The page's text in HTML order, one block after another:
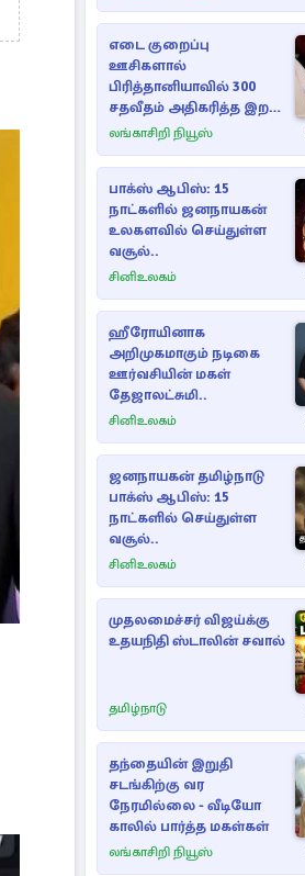
எடை குறைப்பு
ஊசிகளால்
பிரித்தானியாவில் 300
சதவீதம் அதிகரித்த இறப்பு
எண்ணிக்கை
லங்காசிறி நியூஸ்
பாக்ஸ் ஆபிஸ்: 15
நாட்களில் ஜனநாயகன்
உலகளவில் செய்துள்ள
வசூல்..
சினிஉலகம்
ஹீரோயினாக
அறிமுகமாகும் நடிகை
ஊர்வசியின் மகள்
தேஜாலட்சுமி..
சினிஉலகம்
ஜனநாயகன் தமிழ்நாடு
பாக்ஸ் ஆபிஸ்: 15
நாட்களில் செய்துள்ள
வசூல்..
சினிஉலகம்
முதலமைச்சர் விஜய்க்கு
உதயநிதி ஸ்டாலின் சவால்
தமிழ்நாடு
தந்தையின் இறுதி
சடங்கிற்கு வர
நேரமில்லை - வீடியோ
காலில் பார்த்த மகள்கள்
லங்காசிறி நியூஸ்